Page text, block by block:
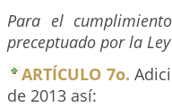
Para el
preceptuado por la Ley
ARTÍCULO 7o.
de 2013 así: